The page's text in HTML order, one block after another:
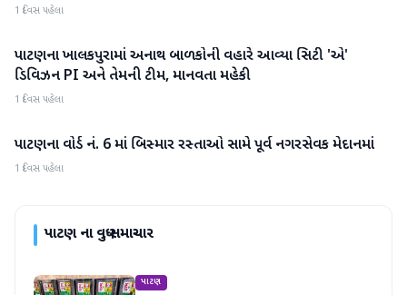
1 દિવસ પહેલા
પાટણ
પાટણના ખાલકપુરામાં અનાથ બાળકોની વહારે આવ્યા સિટી 'એ'
ડિવિઝન PI અને તેમની ટીમ, માનવતા મહેકી
1 દિવસ પહેલા
પાટણ
પાટણના વોર્ડ નં. 6 માં બિસ્માર રસ્તાઓ સામે પૂર્વ નગરસેવક મેદાનમાં
1 દિવસ પહેલા
પાટણના વધુ સમાચાર
પાટણ